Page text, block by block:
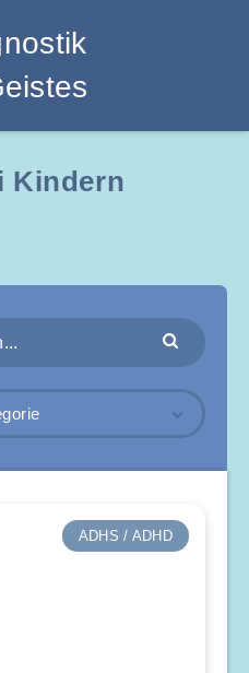
Kindern
ADHS / ADHD